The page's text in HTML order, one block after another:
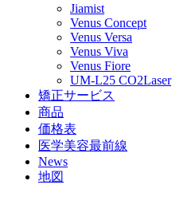
Jiamist
Venus Concept
Venus Versa
Venus Viva
Venus Fiore
UM-L25 CO2Laser
矯正サービス
商品
価格表
医学美容最前線
News
地図